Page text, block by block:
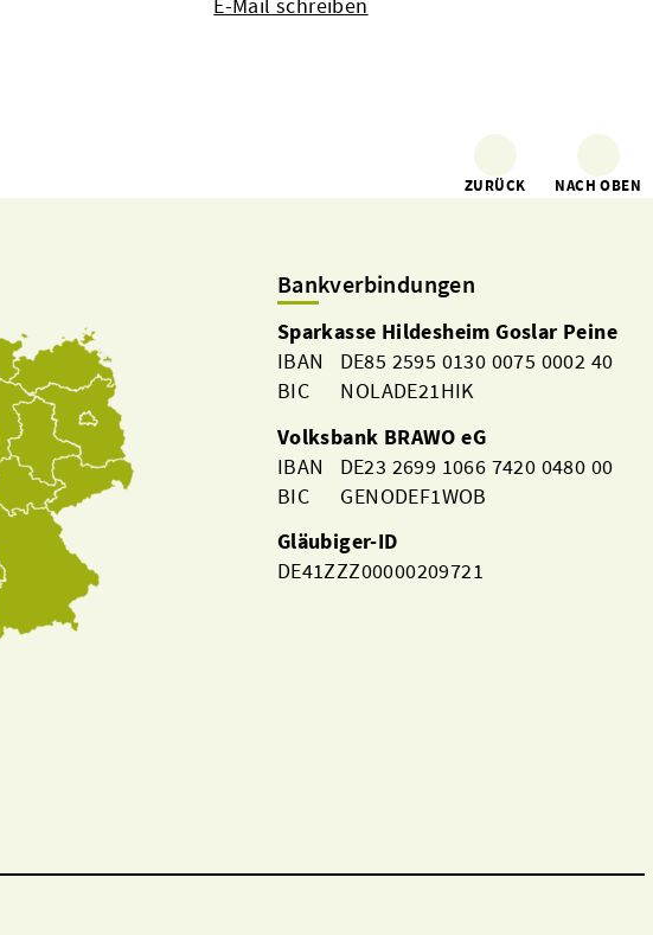
ZURÜCK NACH OBEN
Bankverbindungen
Sparkasse Hildesheim Goslar Peine
IBAN DE85 2595 0130 0075 0002 40
BIC NOLADE21HIK
Volksbank BRAWO eG
IBAN DE23 2699 1066 7420 0480 00
BIC GENODEF1WOB
Gläubiger-ID
DE41ZZZ00000209721